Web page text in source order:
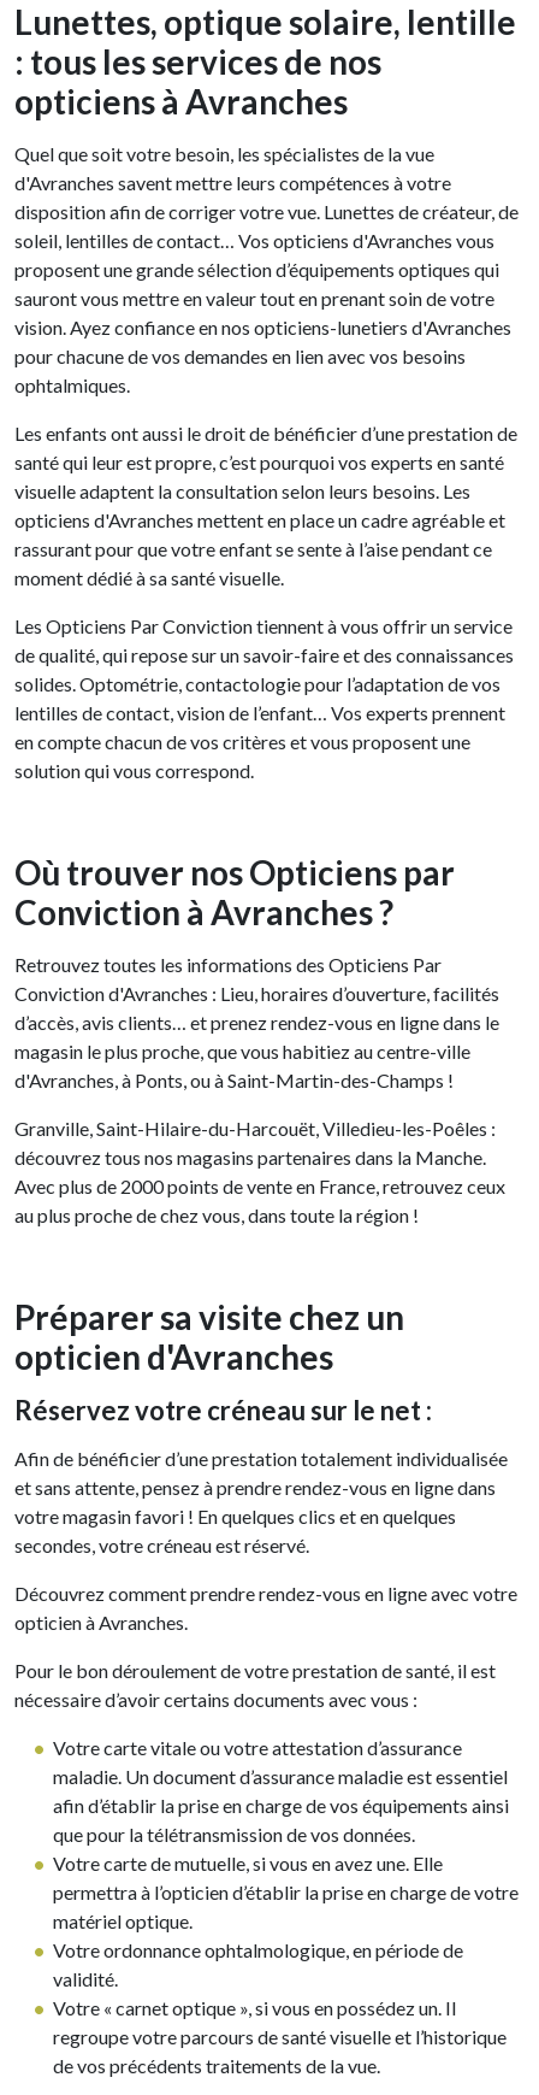
Lunettes, optique solaire, lentille
: tous les services de nos
opticiens à Avranches
Quel que soit votre besoin, les spécialistes de la vue
d'Avranches savent mettre leurs compétences à votre
disposition afin de corriger votre vue. Lunettes de créateur, de
soleil, lentilles de contact… Vos opticiens d'Avranches vous
proposent une grande sélection d’équipements optiques qui
sauront vous mettre en valeur tout en prenant soin de votre
vision. Ayez confiance en nos opticiens-lunetiers d'Avranches
pour chacune de vos demandes en lien avec vos besoins
ophtalmiques.
Les enfants ont aussi le droit de bénéficier d’une prestation de
santé qui leur est propre, c’est pourquoi vos experts en santé
visuelle adaptent la consultation selon leurs besoins. Les
opticiens d'Avranches mettent en place un cadre agréable et
rassurant pour que votre enfant se sente à l’aise pendant ce
moment dédié à sa santé visuelle.
Les Opticiens Par Conviction tiennent à vous offrir un service
de qualité, qui repose sur un savoir-faire et des connaissances
solides. Optométrie, contactologie pour l’adaptation de vos
lentilles de contact, vision de l’enfant… Vos experts prennent
en compte chacun de vos critères et vous proposent une
solution qui vous correspond.
Où trouver nos Opticiens par
Conviction à Avranches ?
Retrouvez toutes les informations des Opticiens Par
Conviction d'Avranches : Lieu, horaires d’ouverture, facilités
d’accès, avis clients… et prenez rendez-vous en ligne dans le
magasin le plus proche, que vous habitiez au centre-ville
d'Avranches, à Ponts, ou à Saint-Martin-des-Champs !
Granville, Saint-Hilaire-du-Harcouët, Villedieu-les-Poêles :
découvrez tous nos magasins partenaires dans la Manche.
Avec plus de 2000 points de vente en France, retrouvez ceux
au plus proche de chez vous, dans toute la région !
Préparer sa visite chez un
opticien d'Avranches
Réservez votre créneau sur le net :
Afin de bénéficier d’une prestation totalement individualisée
et sans attente, pensez à prendre rendez-vous en ligne dans
votre magasin favori ! En quelques clics et en quelques
secondes, votre créneau est réservé.
Découvrez comment prendre rendez-vous en ligne avec votre
opticien à Avranches.
Pour le bon déroulement de votre prestation de santé, il est
nécessaire d’avoir certains documents avec vous :
Votre carte vitale ou votre attestation d’assurance
maladie. Un document d’assurance maladie est essentiel
afin d’établir la prise en charge de vos équipements ainsi
que pour la télétransmission de vos données.
Votre carte de mutuelle, si vous en avez une. Elle
permettra à l’opticien d’établir la prise en charge de votre
matériel optique.
Votre ordonnance ophtalmologique, en période de
validité.
Votre « carnet optique », si vous en possédez un. Il
regroupe votre parcours de santé visuelle et l’historique
de vos précédents traitements de la vue.